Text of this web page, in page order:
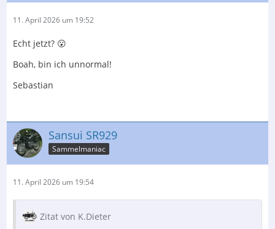
11. April 2026 um 19:52
Echt jetzt? 😮
Boah, bin ich unnormal!
Sebastian
Sansui SR929
Sammelmaniac
11. April 2026 um 19:54
Zitat von K.Dieter